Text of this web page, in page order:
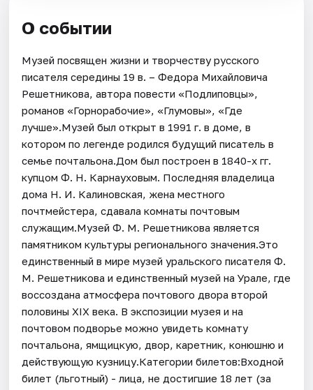
О событии
Музей посвящен жизни и творчеству русского
писателя середины 19 в. – Федора Михайловича
Решетникова, автора повести «Подлиповцы»,
романов «Горнорабочие», «Глумовы», «Где
лучше».Музей был открыт в 1991 г. в доме, в
котором по легенде родился будущий писатель в
семье почтальона.Дом был построен в 1840-х гг.
купцом Ф. Н. Карнауховым. Последняя владелица
дома Н. И. Калиновская, жена местного
почтмейстера, сдавала комнаты почтовым
служащим.Музей Ф. М. Решетникова является
памятником культуры регионального значения.Это
единственный в мире музей уральского писателя Ф.
М. Решетникова и единственный музей на Урале, где
воссоздана атмосфера почтового двора второй
половины XIX века. В экспозиции музея и на
почтовом подворье можно увидеть комнату
почтальона, ямщицкую, двор, каретник, конюшню и
действующую кузницу.Категории билетов:Входной
билет (льготный) - лица, не достигшие 18 лет (за